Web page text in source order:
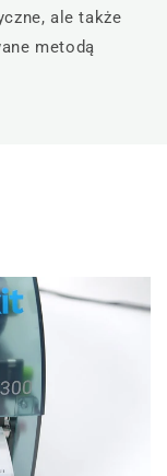
ale także
metodą